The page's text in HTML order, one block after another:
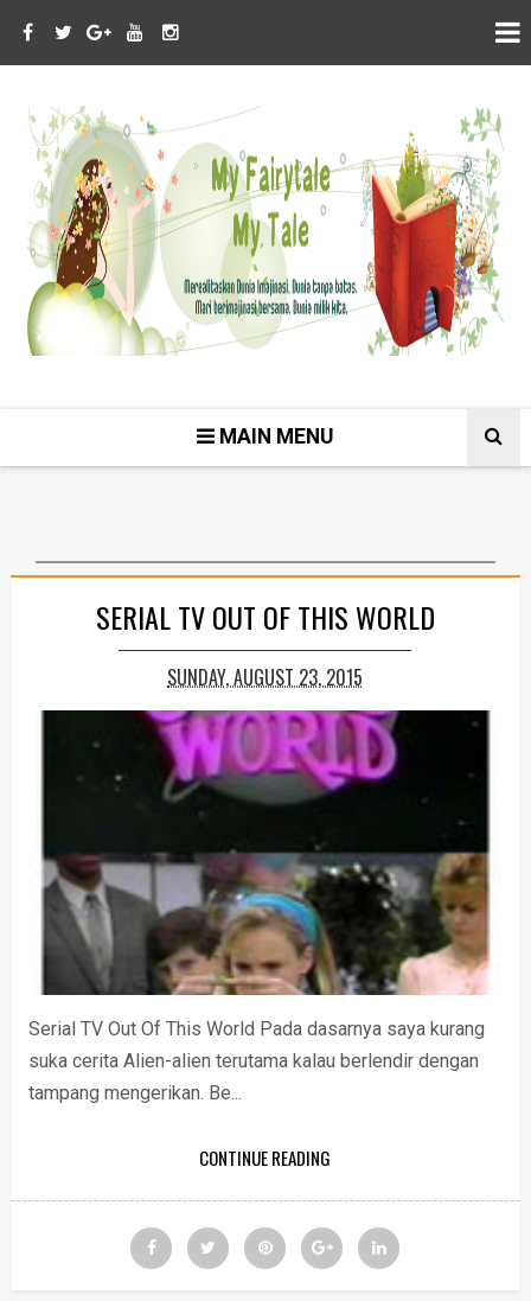
MAIN MENU
SERIAL TV OUT OF THIS WORLD
SUNDAY, AUGUST 23, 2015
Serial TV Out Of This World Pada dasarnya saya kurang
suka cerita Alien-alien terutama kalau berlendir dengan
tampang mengerikan. Be...
CONTINUE READING